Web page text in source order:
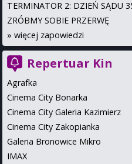
TERMINATOR 2: DZIEŃ SĄDU
ZRÓBMY SOBIE PRZERWĘ
» więcej zapowiedzi
Repertuar Kin
Agrafka
Cinema City Bonarka
Cinema City Galeria Kazimierz
Cinema City Zakopianka
Galeria Bronowice Mikro
IMAX